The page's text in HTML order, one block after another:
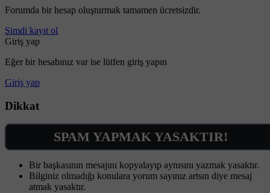
Forumda bir hesap oluşturmak tamamen ücretsizdir.
Şimdi kayıt ol
Giriş yap
Eğer bir hesabınız var ise lütfen giriş yapın
Giriş yap
Dikkat
SPAM YAPMAK YASAKTIR!
Bir başkasının mesajını kopyalayıp aynısını yazmak yasaktır.
Bilginiz olmadığı konulara yorum sayınız artsın diye mesaj
atmak yasaktır.